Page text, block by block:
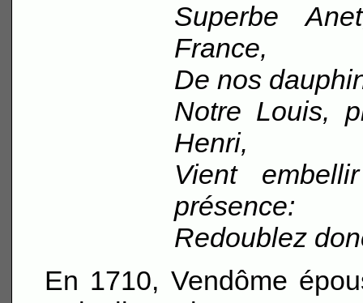
Superbe
France,
De nos
Notre Louis,
Henri,
Vient
présence:
Redoublez
En 1710, Vendôme